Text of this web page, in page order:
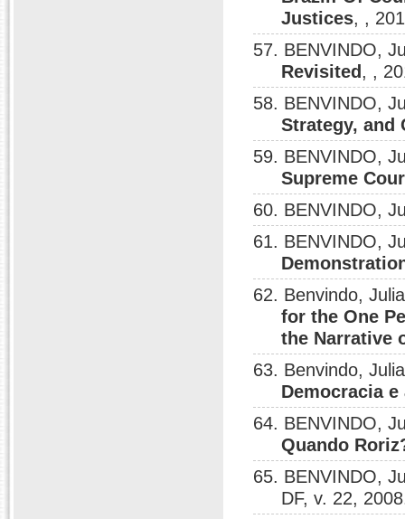
Justices, ,
57. BENVINDO,
Revisited , ,
58. BENVINDO,
Strategy, and
59. BENVINDO,
Supreme
60. BENVINDO,
61. BENVINDO,
62. Benvindo,
for the One
the Narrative
63. Benvindo,
Democracia
64. BENVINDO,
Quando
65. BENVINDO,
DF, v. 22,